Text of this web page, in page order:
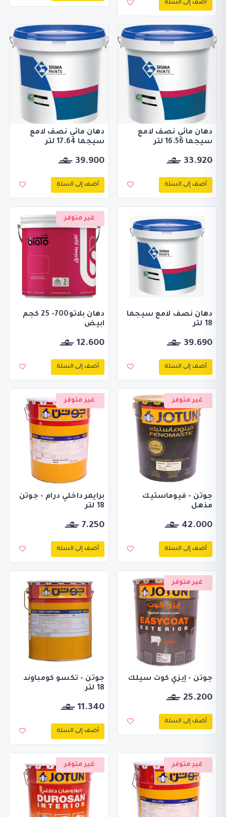
أضف إلى السلة
دهان مائي نصف لامع
سيجما 16.56 لتر
33.920
أضف إلى السلة
دهان مائي نصف لامع
سيجما 17.64 لتر
39.900
أضف إلى السلة
دهان نصف لامع سيجما
18 لتر
39.690
أضف إلى السلة
غير متوفر
دهان بلاتو700- 25 كجم
ابيض
12.600
أضف إلى السلة
غير متوفر
جوتن - فيوماستيك
مذهل
42.000
أضف إلى السلة
غير متوفر
برايمر داخلي درام - جوتن
18 لتر
7.250
أضف إلى السلة
غير متوفر
جوتن - إيزي كوت سيلك
25.200
أضف إلى السلة
جوتن - تكسو كومباوند
18 لتر
11.340
أضف إلى السلة
غير متوفر غير متوفر